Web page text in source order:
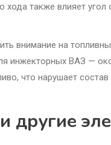
хода также влияет
внимание на
инжекторных ВАЗ —
что нарушает
другие